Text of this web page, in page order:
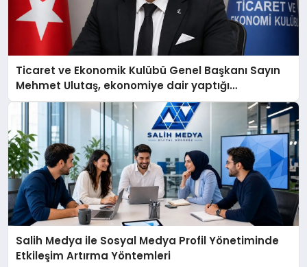
Ticaret ve Ekonomik Kulübü Genel Başkanı Sayın
Mehmet Ulutaş, ekonomiye dair yaptığı
açıklamada şunları kaydetti:
Salih Medya ile Sosyal Medya Profil Yönetiminde
Etkileşim Artırma Yöntemleri